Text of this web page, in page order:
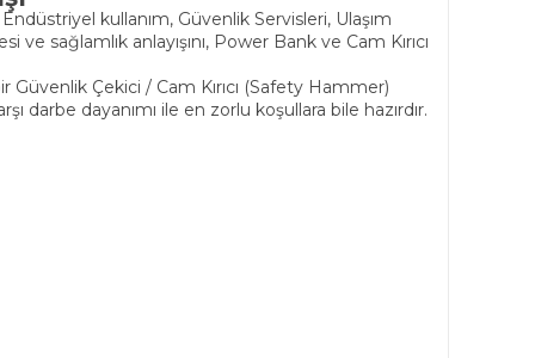
kullanım, Güvenlik Servisleri, Ulaşım
sağlamlık anlayışını, Power Bank ve Cam Kırıcı
Çekici / Cam Kırıcı (Safety Hammer)
dayanımı ile en zorlu koşullara bile hazırdır.